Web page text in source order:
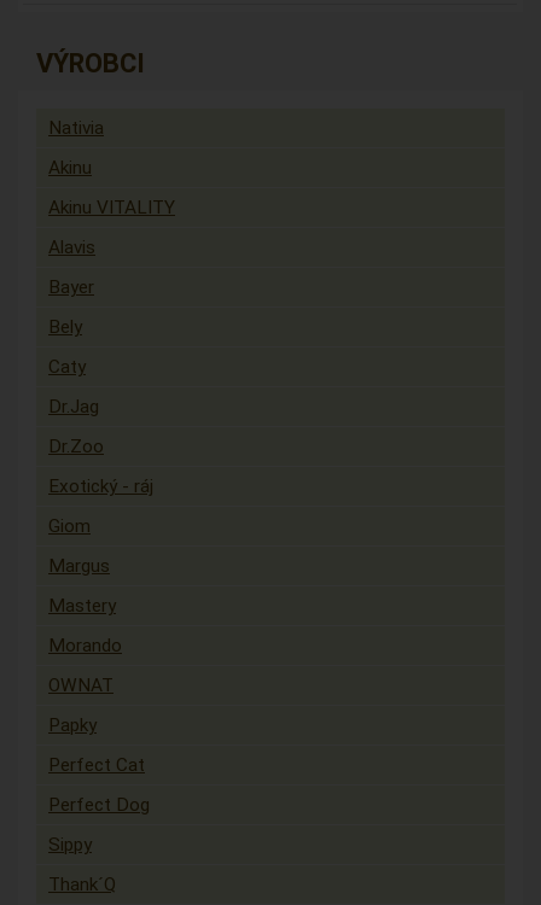
VÝROBCI
Nativia
Akinu
Akinu VITALITY
Alavis
Bayer
Bely
Caty
Dr.Jag
Dr.Zoo
Exotický - ráj
Giom
Margus
Mastery
Morando
OWNAT
Papky
Perfect Cat
Perfect Dog
Sippy
Thank´Q